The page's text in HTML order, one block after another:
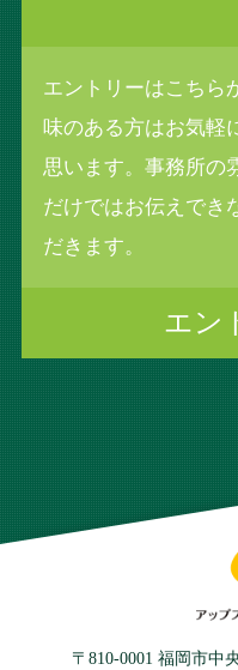
エントリーはこちら
味のある方はお気軽
思います。事務所の
だけではお伝えでき
だきます。
エン
〒810-0001 福岡市